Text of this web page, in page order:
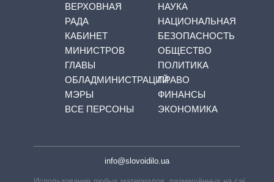
ВЕРХОВНАЯ
РАДА
КАБИНЕТ
МИНИСТРОВ
ГЛАВЫ
ОБЛАДМИНИСТРАЦИЙ
МЭРЫ
ВСЕ ПЕРСОНЫ
НАУКА
НАЦИОНАЛЬНАЯ
БЕЗОПАСНОСТЬ
ОБЩЕСТВО
ПОЛИТИКА
ПРАВО
ФИНАНСЫ
ЭКОНОМИКА
info@slovoidilo.ua